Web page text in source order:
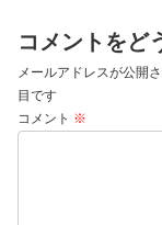
コメントをど
メールアドレスが公開
目です
コメント ※